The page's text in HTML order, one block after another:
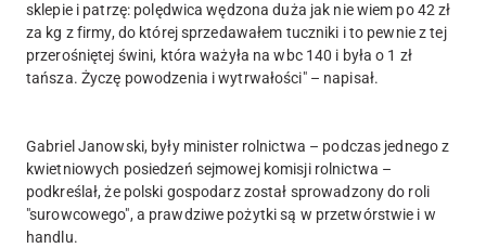
sklepie i patrzę: polędwica wędzona duża jak nie wiem po 42 zł
za kg z firmy, do której sprzedawałem tuczniki i to pewnie z tej
przerośniętej świni, która ważyła na wbc 140 i była o 1 zł
tańsza. Życzę powodzenia i wytrwałości" – napisał.
Gabriel Janowski, były minister rolnictwa – podczas jednego z
kwietniowych posiedzeń sejmowej komisji rolnictwa –
podkreślał, że polski gospodarz został sprowadzony do roli
"surowcowego", a prawdziwe pożytki są w przetwórstwie i w
handlu.